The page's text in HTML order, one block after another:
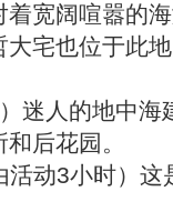
宽阔喧嚣的
宅也位于此
迷人的地中
后花园。
活动3小时）